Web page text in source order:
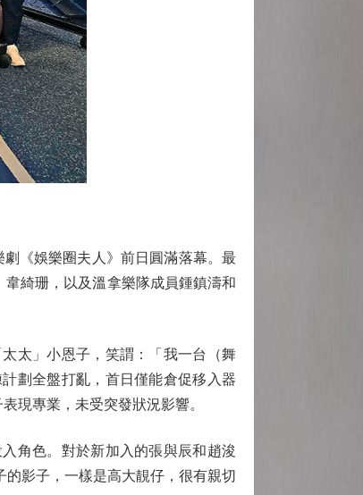
《娛樂圈夫人》前日圓滿落幕。最
綺珊，以及溫拿樂隊成員鍾鎮濤和
太」小恩子，笑謂：「我一台（舞
劃全盤打亂，首日僅能倉促移入器
現專業，未受突發狀況影響。
角色。對於新加入的張與辰和趙浚
的影子，一樣是高大靚仔，很有親切